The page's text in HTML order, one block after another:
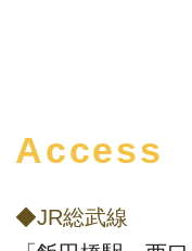
Access
◆JR総武線